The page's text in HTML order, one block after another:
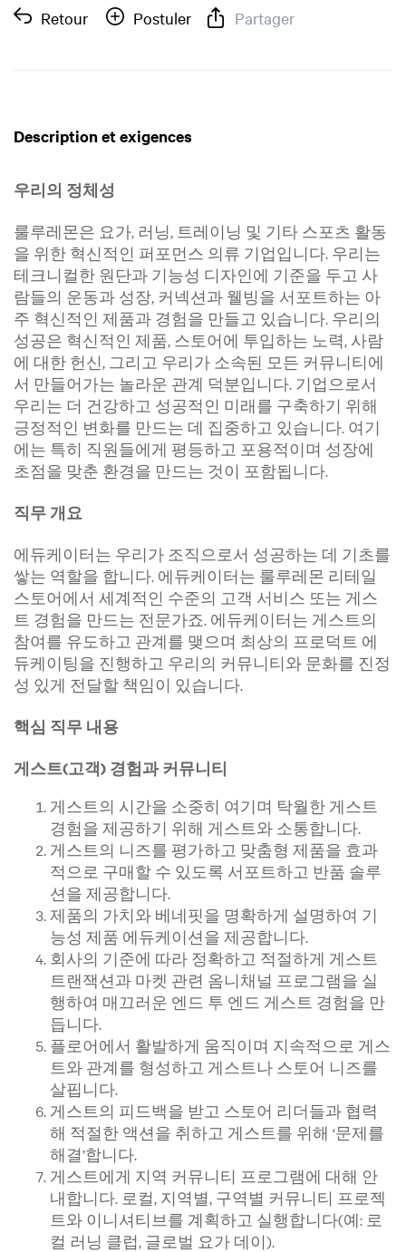
Retour Postuler Partager
Description et exigences
우리의 정체성
룰루레몬은 요가, 러닝, 트레이닝 및 기타 스포츠 활동
을 위한 혁신적인 퍼포먼스 의류 기업입니다. 우리는
테크니컬한 원단과 기능성 디자인에 기준을 두고 사
람들의 운동과 성장, 커넥션과 웰빙을 서포트하는 아
주 혁신적인 제품과 경험을 만들고 있습니다. 우리의
성공은 혁신적인 제품, 스토어에 투입하는 노력, 사람
에 대한 헌신, 그리고 우리가 소속된 모든 커뮤니티에
서 만들어가는 놀라운 관계 덕분입니다. 기업으로서
우리는 더 건강하고 성공적인 미래를 구축하기 위해
긍정적인 변화를 만드는 데 집중하고 있습니다. 여기
에는 특히 직원들에게 평등하고 포용적이며 성장에
초점을 맞춘 환경을 만드는 것이 포함됩니다.
직무 개요
에듀케이터는 우리가 조직으로서 성공하는 데 기초를
쌓는 역할을 합니다. 에듀케이터는 룰루레몬 리테일
스토어에서 세계적인 수준의 고객 서비스 또는 게스
트 경험을 만드는 전문가죠. 에듀케이터는 게스트의
참여를 유도하고 관계를 맺으며 최상의 프로덕트 에
듀케이팅을 진행하고 우리의 커뮤니티와 문화를 진정
성 있게 전달할 책임이 있습니다.
핵심 직무 내용
게스트(고객) 경험과 커뮤니티
게스트의 시간을 소중히 여기며 탁월한 게스트
경험을 제공하기 위해 게스트와 소통합니다.
게스트의 니즈를 평가하고 맞춤형 제품을 효과
적으로 구매할 수 있도록 서포트하고 반품 솔루
션을 제공합니다.
제품의 가치와 베네핏을 명확하게 설명하여 기
능성 제품 에듀케이션을 제공합니다.
회사의 기준에 따라 정확하고 적절하게 게스트
트랜잭션과 마켓 관련 옴니채널 프로그램을 실
행하여 매끄러운 엔드 투 엔드 게스트 경험을 만
듭니다.
플로어에서 활발하게 움직이며 지속적으로 게스
트와 관계를 형성하고 게스트나 스토어 니즈를
살핍니다.
게스트의 피드백을 받고 스토어 리더들과 협력
해 적절한 액션을 취하고 게스트를 위해 ‘문제를
해결’합니다.
게스트에게 지역 커뮤니티 프로그램에 대해 안
내합니다. 로컬, 지역별, 구역별 커뮤니티 프로젝
트와 이니셔티브를 계획하고 실행합니다(예: 로
컬 러닝 클럽, 글로벌 요가 데이).